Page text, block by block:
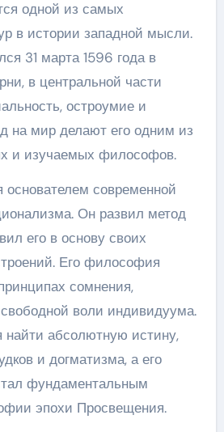
одной из самых
в истории западной мысли.
31 марта 1596 года в
в центральной части
остроумие и
на мир делают его одним из
и изучаемых философов.
основателем современной
Он развил метод
его в основу своих
Его философия
сомнения,
воли индивидуума.
найти абсолютную истину,
и догматизма, а его
фундаментальным
эпохи Просвещения.